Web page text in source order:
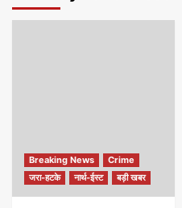
Breaking News
Crime
जरा-हटके
नार्थ-ईस्ट बड़ी खबर